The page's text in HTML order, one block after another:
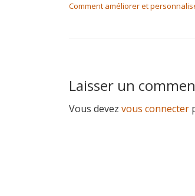
Comment améliorer et
Laisser un
Vous devez vous connecter